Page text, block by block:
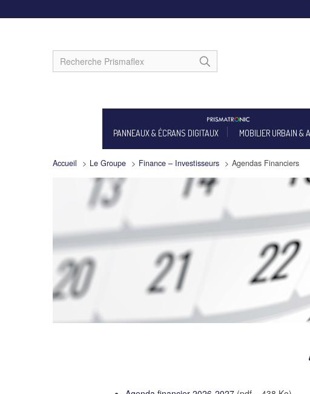
PANNEAUX & ÉCRANS DIGITAUX MOBILIER URBAIN &
Accueil > Le Groupe > Finance – Investisseurs > Agendas Financiers